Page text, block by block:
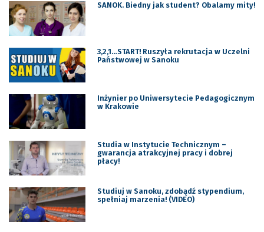
SANOK. Biedny jak student? Obalamy mity!
3,2,1…START! Ruszyła rekrutacja w Uczelni
Państwowej w Sanoku
Inżynier po Uniwersytecie Pedagogicznym
w Krakowie
Studia w Instytucie Technicznym –
gwarancja atrakcyjnej pracy i dobrej
płacy!
Studiuj w Sanoku, zdobądź stypendium,
spełniaj marzenia! (VIDEO)